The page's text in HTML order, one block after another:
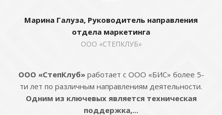
Марина Галуза, Руководитель направления
отдела маркетинга
ООО «СТЕПКЛУБ»
ООО «СтепКлуб»работает с ООО «БИС» более 5-
ти лет по различным направлениям деятельности.
Одним из ключевых является техническая
поддержка,...